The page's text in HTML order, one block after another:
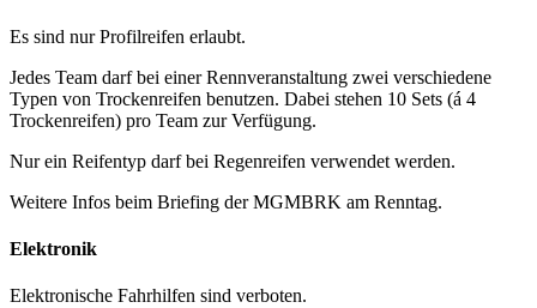
Es sind nur Profilreifen erlaubt.
Jedes Team darf bei einer Rennveranstaltung zwei verschiedene
Typen von Trockenreifen benutzen. Dabei stehen 10 Sets (á 4
Trockenreifen) pro Team zur Verfügung.
Nur ein Reifentyp darf bei Regenreifen verwendet werden.
Weitere Infos beim Briefing der MGMBRK am Renntag.
Elektronik
Elektronische Fahrhilfen sind verboten.